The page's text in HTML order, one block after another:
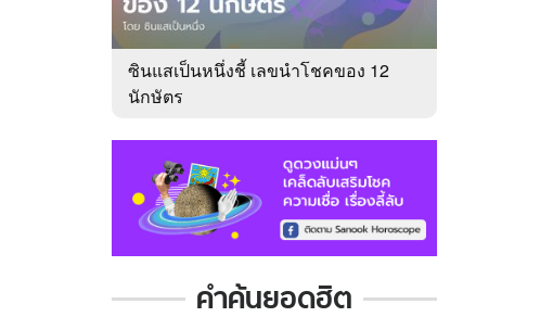
ซินแสเป็นหนึ่งชี้ เลขนำโชคของ 12
นักษัตร
คำค้นยอดฮิต